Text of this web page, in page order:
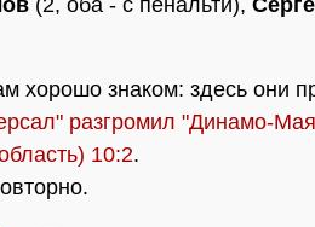
(2, оба - с пенальти),
хорошо знаком: здесь они
разгромил "Динамо-
10:2.